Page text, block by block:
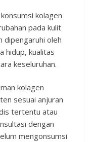
kolagen
pada kulit
dipengaruhi oleh
hidup, kualitas
keseluruhan.
kolagen
sesuai anjuran
tertentu atau
dengan
mengonsumsi